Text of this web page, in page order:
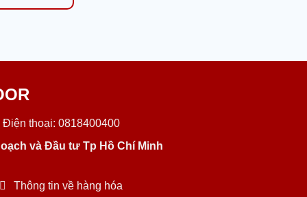
thoại: 0818400400
và Đầu tư Tp Hồ Chí Minh
Thông tin về hàng hóa